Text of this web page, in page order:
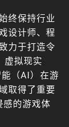
终保持行业
设计师、程
力于打造令
虚拟现实
能（AI）在游
取得了重要
感的游戏体